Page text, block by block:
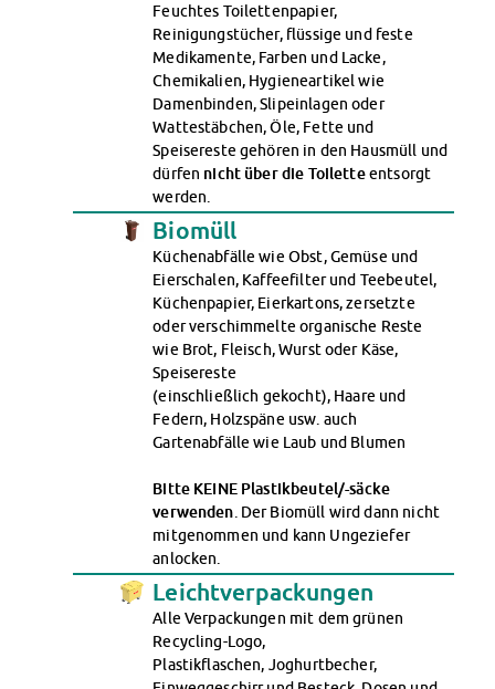
Beratung für Internationals
Wohnen für Internationals
IKUS und InterKultiTreff
Kulturförderung
KreativWorkshops
Magdeburger Studierendentage
AnsprechpartnerInnen
Kinderbetreuung
Kita CampusKids
Voranmeldung KiTa-Platz
Randzeitenbetreuung
Nutzungsbedingungen
AnsprechpartnerInnen
Infopoints & Beratungscenter
Unsere Organisation
Verwaltungsrat
Lageplan
Stellenangebote
AnsprechpartnerInnen
Feuchtes Toilettenpapier,
Reinigungstücher, flüssige und feste
Medikamente, Farben und Lacke,
Chemikalien, Hygieneartikel wie
Damenbinden, Slipeinlagen oder
Wattestäbchen, Öle, Fette und
Speisereste gehören in den Hausmüll und
dürfen nicht über die Toiletteentsorgt
werden.
Biomüll
Küchenabfälle wie Obst, Gemüse und
Eierschalen, Kaffeefilter und Teebeutel,
Küchenpapier, Eierkartons, zersetzte
oder verschimmelte organische Reste
wie Brot, Fleisch, Wurst oder Käse,
Speisereste
(einschließlich gekocht), Haare und
Federn, Holzspäne usw. auch
Gartenabfälle wie Laub und Blumen
Bitte KEINE Plastikbeutel/-säcke
verwenden . Der Biomüll wird dann nicht
mitgenommen und kann Ungeziefer
anlocken.
Leichtverpackungen
Alle Verpackungen mit dem grünen
Recycling-Logo,
Plastikflaschen, Joghurtbecher,